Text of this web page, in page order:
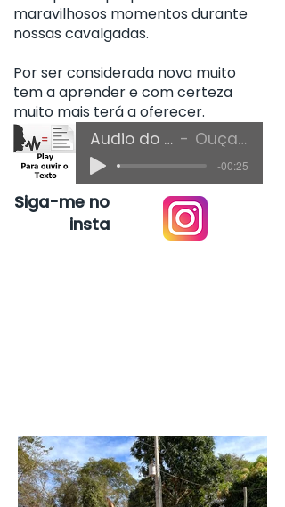
maravilhosos momentos durante
nossas cavalgadas.
Por ser considerada nova muito
tem a aprender e com certeza
muito mais terá a oferecer.
Áudio do Texto Ouça Aqui
-00:25
Siga-me no
insta